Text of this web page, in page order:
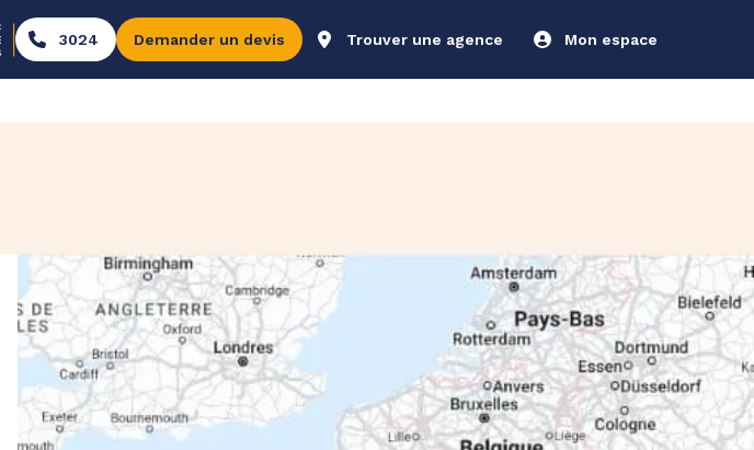
3024 Demander un devis Trouver une agence Mon espace